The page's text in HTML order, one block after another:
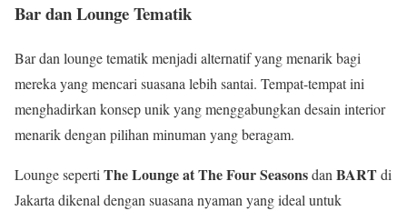
Bar dan Lounge Tematik
Bar dan lounge tematik menjadi alternatif yang menarik bagi
mereka yang mencari suasana lebih santai. Tempat-tempat ini
menghadirkan konsep unik yang menggabungkan desain interior
menarik dengan pilihan minuman yang beragam.
Lounge seperti The Lounge at The Four Seasonsdan BARTdi
Jakarta dikenal dengan suasana nyaman yang ideal untuk